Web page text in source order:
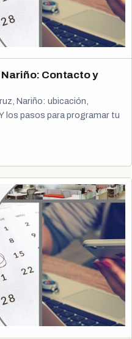
Contacto y
Nariño: ubicación,
los pasos para programar tu